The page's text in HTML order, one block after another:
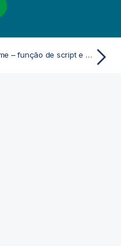
Time – função de script e gráfico